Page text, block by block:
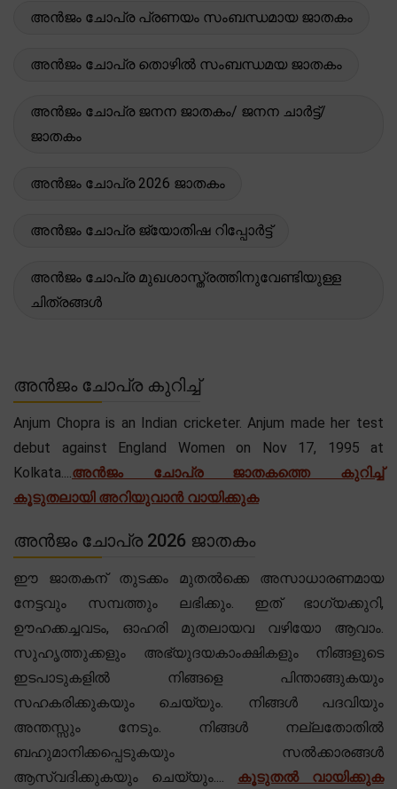
അൻജം ചോപ്ര പ്രണയം സംബന്ധമായ ജാതകം
അൻജം ചോപ്ര തൊഴിൽ സംബന്ധമയ ജാതകം
അൻജം ചോപ്ര ജനന ജാതകം/ ജനന ചാർട്ട്/
ജാതകം
അൻജം ചോപ്ര 2026 ജാതകം
അൻജം ചോപ്ര ജ്യോതിഷ റിപ്പോർട്ട്
അൻജം ചോപ്ര മുഖശാസ്ത്രത്തിനുവേണ്ടിയുള്ള
ചിത്രങ്ങൾ
അൻജം ചോപ്ര കുറിച്ച്
Anjum Chopra is an Indian cricketer. Anjum made her test
debut against England Women on Nov 17, 1995 at
Kolkata....അൻജം ചോപ്ര ജാതകത്തെ കുറിച്ച്
കൂടുതലായി അറിയുവാൻ വായിക്കുക
അൻജം ചോപ്ര 2026 ജാതകം
ഈ ജാതകന് തുടക്കം മുതൽക്കെ അസാധാരണമായ
നേട്ടവും സമ്പത്തും ലഭിക്കും. ഇത് ഭാഗ്യക്കുറി,
ഊഹക്കച്ചവടം, ഓഹരി മുതലായവ വഴിയോ ആവാം.
സുഹൃത്തുക്കളും അഭ്യുദയകാംക്ഷികളും നിങ്ങളുടെ
ഇടപാടുകളിൽ നിങ്ങളെ പിന്താങ്ങുകയും
സഹകരിക്കുകയും ചെയ്യും. നിങ്ങൾ പദവിയും
അന്തസ്സും നേടും. നിങ്ങൾ നല്ലതോതിൽ
ബഹുമാനിക്കപ്പെടുകയും സൽക്കാരങ്ങൾ
ആസ്വദിക്കുകയും ചെയ്യും.... കൂടുതൽ വായിക്കുക